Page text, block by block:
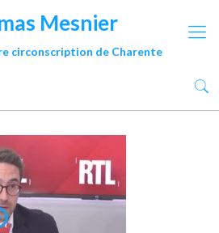
Mesnier
circonscription de Charente